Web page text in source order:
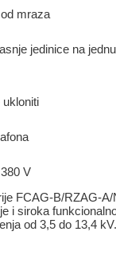
mraza
jedinice na
ukloniti
V
FCAG-B/RZAG-
i siroka
od 3,5 do 13,4 kV.